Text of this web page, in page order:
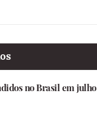
no Brasil em julho